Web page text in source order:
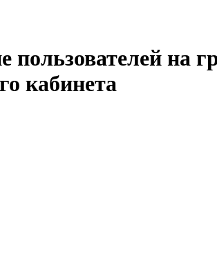
пользователей на
кабинета